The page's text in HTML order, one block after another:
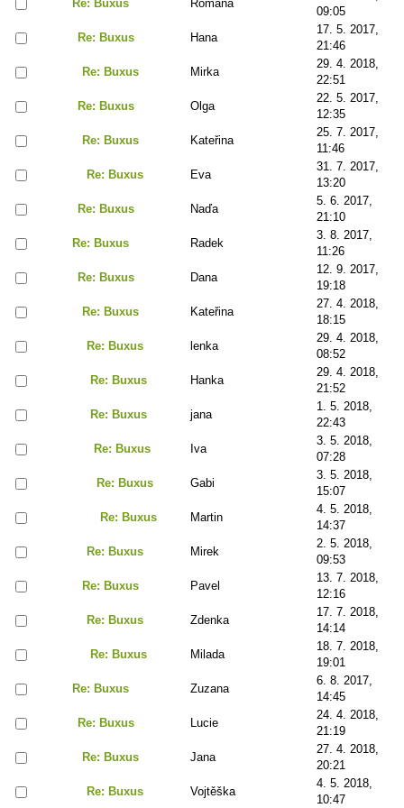
Re: Buxus Romana
09:05
Re: Buxus
Hana
17. 5. 2017,
21:46
Re: Buxus
Mirka
29. 4. 2018,
22:51
Re: Buxus
Olga
22. 5. 2017,
12:35
Re: Buxus
Kateřina
25. 7. 2017,
11:46
Re: Buxus
Eva
31. 7. 2017,
13:20
Re: Buxus
Naďa
5. 6. 2017,
21:10
Re: Buxus
Radek
3. 8. 2017,
11:26
Re: Buxus
Dana
12. 9. 2017,
19:18
Re: Buxus
Kateřina
27. 4. 2018,
18:15
Re: Buxus
lenka
29. 4. 2018,
08:52
Re: Buxus
Hanka
29. 4. 2018,
21:52
Re: Buxus
jana
1. 5. 2018,
22:43
Re: Buxus
Iva
3. 5. 2018,
07:28
Re: Buxus
Gabi
3. 5. 2018,
15:07
Re: Buxus
Martin
4. 5. 2018,
14:37
Re: Buxus
Mirek
2. 5. 2018,
09:53
Re: Buxus
Pavel
13. 7. 2018,
12:16
Re: Buxus
Zdenka
17. 7. 2018,
14:14
Re: Buxus
Milada
18. 7. 2018,
19:01
Re: Buxus
Zuzana
6. 8. 2017,
14:45
Re: Buxus
Lucie
24. 4. 2018,
21:19
Re: Buxus
Jana
27. 4. 2018,
20:21
Re: Buxus
Vojtěška
4. 5. 2018,
10:47